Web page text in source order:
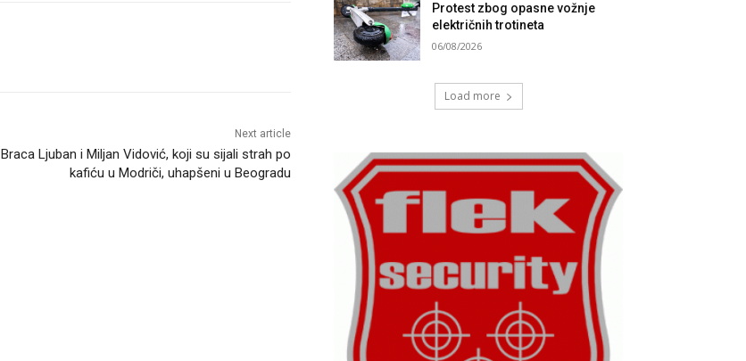
Next article
Braca Ljuban i Miljan Vidović, koji su sijali strah po
kafiću u Modriči, uhapšeni u Beogradu
Protest zbog opasne vožnje
električnih trotineta
06/08/2026
Load more